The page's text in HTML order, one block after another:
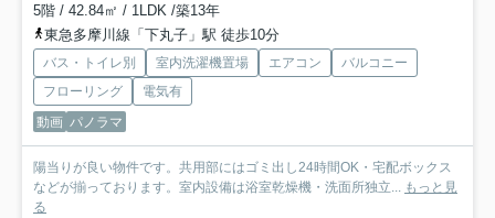
5階 / 42.84㎡ / 1LDK /築13年
東急多摩川線「下丸子」駅 徒歩10分
バス・トイレ別 室内洗濯機置場 エアコン
バルコニー
フローリング
電気有
動画 パノラマ
陽当りが良い物件です。共用部にはゴミ出し24時間OK・宅配ボックス
などが揃っております。室内設備は浴室乾燥機・洗面所独立...
もっと見
る